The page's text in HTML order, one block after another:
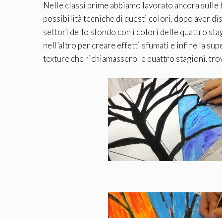
Nelle classi prime abbiamo lavorato ancora
possibilità tecniche di questi colori. dopo aver
settori dello sfondo con i colori delle quattro
nell’altro per creare effetti sfumati e infine la
texture che richiamassero le quattro stagioni.